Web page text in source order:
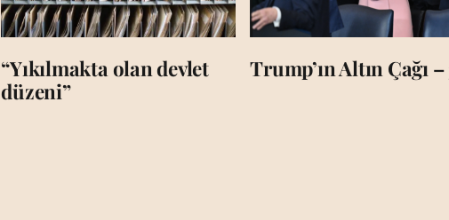
“Yıkılmakta olan devlet
düzeni”
Trump’ın Altın Çağı –